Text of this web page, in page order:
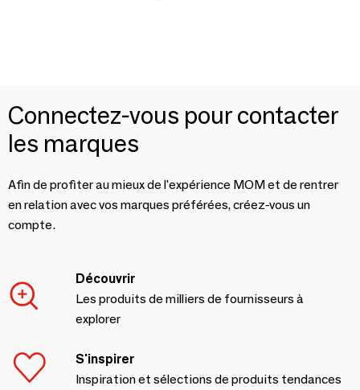
Connectez-vous pour contacter
les marques
Afin de profiter au mieux de l'expérience MOM et de rentrer
en relation avec vos marques préférées, créez-vous un
compte.
Découvrir
Les produits de milliers de fournisseurs à
explorer
S'inspirer
Inspiration et sélections de produits tendances